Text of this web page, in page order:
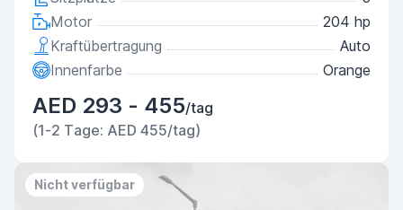
Motor
204 hp
Kraftübertragung
Auto
Innenfarbe
Orange
AED 293 - 455/tag
(1-2 Tage: AED 455/tag)
Nicht verfügbar